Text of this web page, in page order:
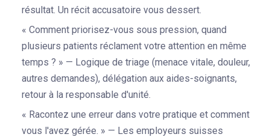
résultat. Un récit accusatoire vous dessert.
« Comment priorisez-vous sous pression, quand
plusieurs patients réclament votre attention en même
temps ? » — Logique de triage (menace vitale, douleur,
autres demandes), délégation aux aides-soignants,
retour à la responsable d'unité.
« Racontez une erreur dans votre pratique et comment
vous l'avez gérée. » — Les employeurs suisses